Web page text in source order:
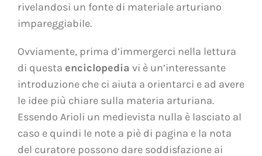
rivelandosi un fonte di materiale arturiano
impareggiabile.
Ovviamente, prima d’immergerci nella lettura
di questa enciclopedia vi è un’interessante
introduzione che ci aiuta a orientarci e ad avere
le idee più chiare sulla materia arturiana.
Essendo Arioli un medievista nulla è lasciato al
caso e quindi le note a piè di pagina e la nota
del curatore possono dare soddisfazione ai